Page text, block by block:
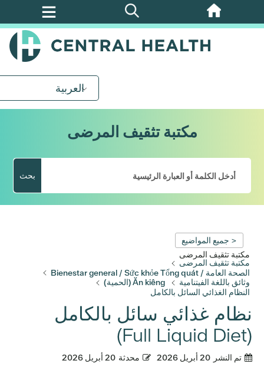
تخطي
العربية
مكتبة تثقيف المرضى
بحث
< جميع المواضيع
مكتبة تثقيف المرضى
مكتبة تثقيف المرضى
الصحة العامة / Bienestar general / Sức khỏe Tổng quát
وثائق باللغة الفيتنامية
Ăn kiêng (الحمية)
النظام الغذائي السائل بالكامل
نظام غذائي سائل بالكامل
(Full Liquid Diet)
تم النشر 20 أبريل 2026 محدثة 20 أبريل 2026